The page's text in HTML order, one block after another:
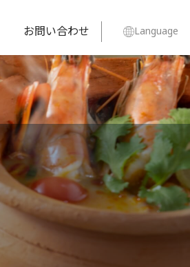
お問い合わせ Language